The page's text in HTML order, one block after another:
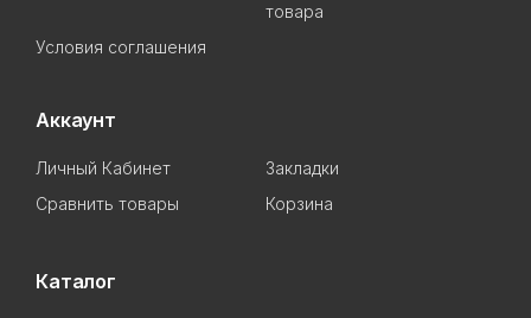
товара
Условия соглашения
Аккаунт
Личный Кабинет
Закладки
Сравнить товары
Корзина
Каталог